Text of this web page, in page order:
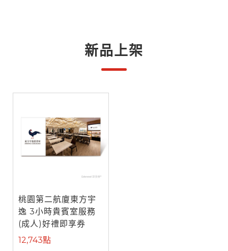
新品上架
桃園第二航廈東方宇
逸 3小時貴賓室服務
(成人)好禮即享券
12,743點